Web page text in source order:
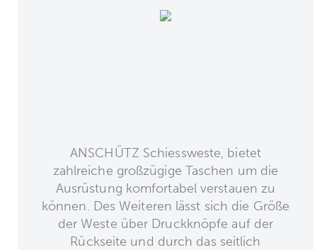
ANSCHÜTZ Schiessweste, bietet
zahlreiche großzügige Taschen um die
Ausrüstung komfortabel verstauen zu
können. Des Weiteren lässt sich die Größe
der Weste über Druckknöpfe auf der
Rückseite und durch das seitlich